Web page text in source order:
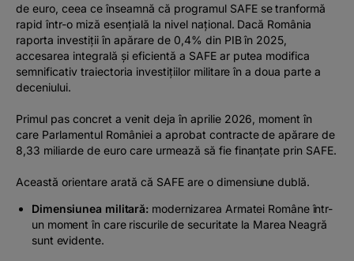
de euro, ceea ce înseamnă că programul SAFE se tranformă
rapid într-o miză esențială la nivel național. Dacă România
raporta investiții în apărare de 0,4% din PIB în 2025,
accesarea integrală și eficientă a SAFE ar putea modifica
semnificativ traiectoria investițiilor militare în a doua parte a
deceniului.
Primul pas concret a venit deja în aprilie 2026, moment în
care Parlamentul României a aprobat contracte de apărare de
8,33 miliarde de euro care urmează să fie finanțate prin SAFE.
Această orientare arată că SAFE are o dimensiune dublă.
Dimensiunea militară: modernizarea Armatei Române într-
un moment în care riscurile de securitate la Marea Neagră
sunt evidente.